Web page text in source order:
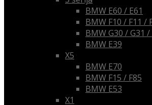
BMW E60 / E61
BMW F10 / F11 /
BMW G30 / G31 /
BMW E39
X5
BMW E70
BMW F15 / F85
BMW E53
X1